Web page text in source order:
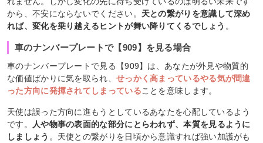
から、不安にならないでください。 天との繋がりを意識して深め
れば、変化を乗り越えるヒントが舞い降りてくるでしょう 。
車のナンバープレートで【909】を見る場合
車のナンバープレートで見る【909】は、あなたが外見や物質的
な価値ばかりに気を取られ、 せっかく高まっているやる気が間違
った方向に発揮されてしまっていることを意味します。
天使は誤った方向に進もうとしているあなたを心配しているよう
です。
人や物事の表面的な部分にとらわれず、本質を見るように
しましょう 。天使との繋がりを日頃から意識すれば強い加護がも